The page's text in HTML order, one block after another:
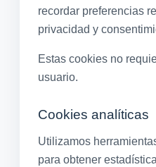
recordar preferencias
privacidad y
Estas cookies no
usuario.
Cookies analíticas
Utilizamos
para obtener